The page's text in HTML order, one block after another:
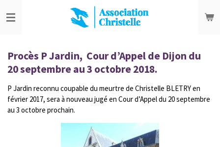
au
Procès P Jardin, Cour d’Appel de Dijon du
20 septembre au 3 octobre 2018.
P Jardin reconnu coupable du meurtre de Christelle BLETRY en
février 2017, sera à nouveau jugé en Cour d’Appel du 20 septembre
au 3 octobre prochain.